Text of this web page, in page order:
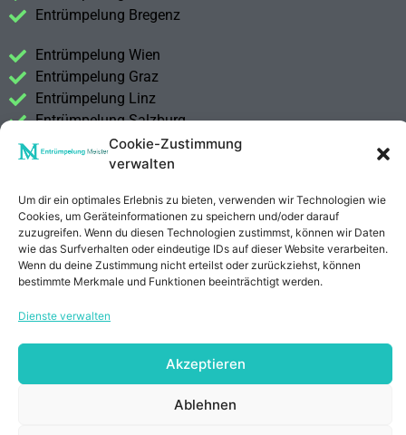
Cookie-Zustimmung
verwalten
Um dir ein optimales Erlebnis zu bieten, verwenden wir Technologien wie
Cookies, um Geräteinformationen zu speichern und/oder darauf
zuzugreifen. Wenn du diesen Technologien zustimmst, können wir Daten
wie das Surfverhalten oder eindeutige IDs auf dieser Website verarbeiten.
Wenn du deine Zustimmung nicht erteilst oder zurückziehst, können
bestimmte Merkmale und Funktionen beeinträchtigt werden.
Dienste verwalten
Akzeptieren
Ablehnen
Entrümpelung Bregenz
Entrümpelung Wien
Entrümpelung Graz
Entrümpelung Linz
Entrümpelung Salzburg
Entrümpelung Vorarlberg
Entrümpelung Steiermark
Kontakt
Impressum
Datenschutzerklärung